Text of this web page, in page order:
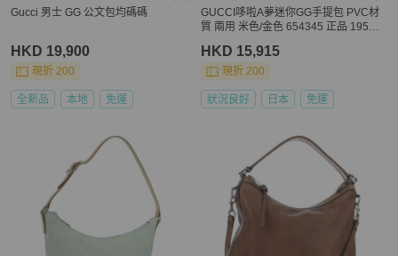
Gucci 男士 GG 公文包均碼碼
HKD 19,900
現折 200
全新品 本地 免運
GUCCI哆啦A夢迷你GG手提包 PVC材
質 兩用 米色/金色 654345 正品 1951
HKD 15,915
現折 200
狀況良好 日本 免運